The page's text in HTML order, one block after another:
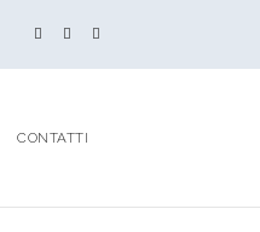
CONTATTI